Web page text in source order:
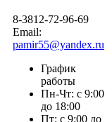
8-3812-72-96-69
Email:
pamir55@yandex.ru
График
работы
Пн-Чт: с 9:00
до 18:00
Пт: с 9:00 до